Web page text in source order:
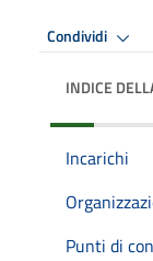
Condividi
INDICE
Incarichi
Punti di